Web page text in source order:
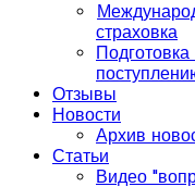
страховка
Подготовка
Отзывы
Новости
Архив
Статьи
Видео